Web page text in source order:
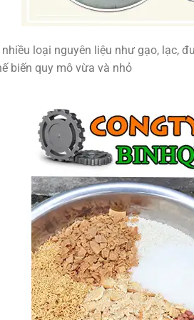
loại nguyên liệu như gạo, lạc,
biến quy mô vừa và nhỏ